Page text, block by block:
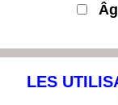
LES